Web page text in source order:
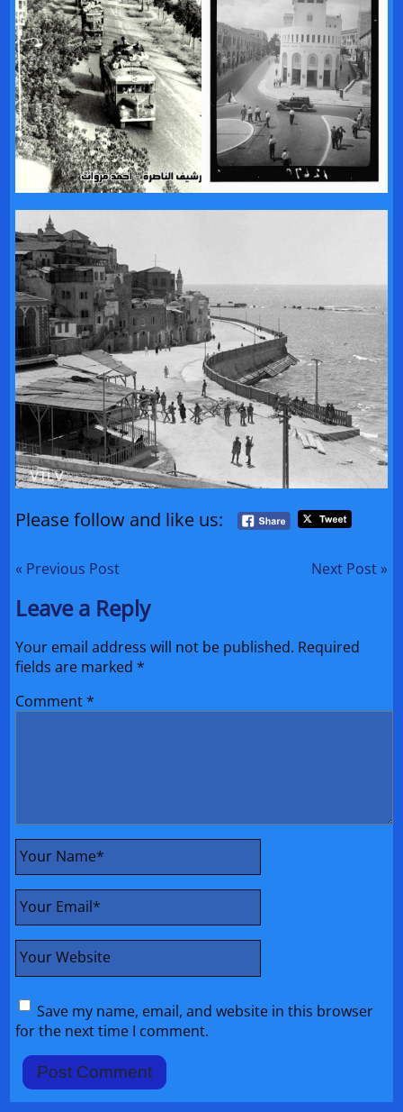
Please follow and like us:
« Previous Post Next Post »
Leave a Reply
Your email address will not be published. Required
fields are marked*
Comment*
Your Name*
Your Email*
Your Website
Save my name, email, and website in this browser
for the next time I comment.